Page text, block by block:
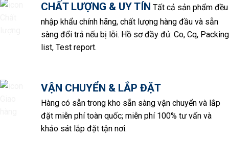
CHẤT LƯỢNG & UY TÍN Tất cả sản phẩm đều
nhập khẩu chính hãng, chất lượng hàng đầu và sẵn
sàng đổi trả nếu bị lỗi. Hồ sơ đầy đủ: Co, Cq, Packing
list, Test report.
VẬN CHUYỂN & LẮP ĐẶT
Hàng có sẵn trong kho sẵn sàng vận chuyển và lắp
đặt miễn phí toàn quốc; miễn phí 100% tư vấn và
khảo sát lắp đặt tận nơi.